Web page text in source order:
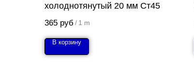
холоднотянутый 20 мм Ст45
365 руб / 1 m
В корзину